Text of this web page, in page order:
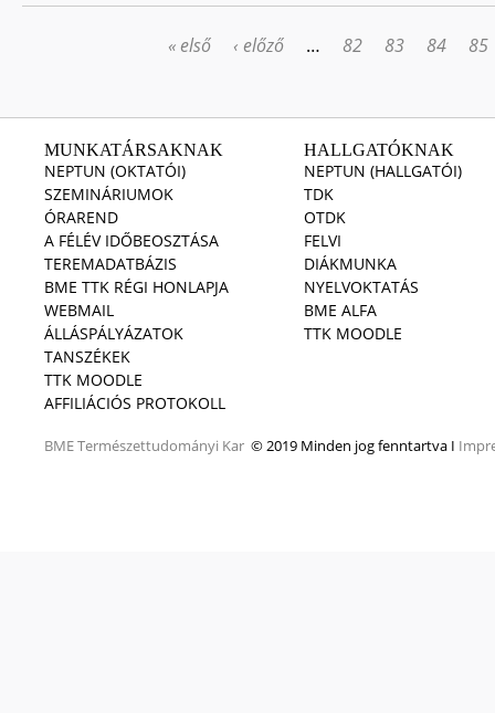
« első ‹ előző … 82 83 84 85
MUNKATÁRSAKNAK
NEPTUN (OKTATÓI)
SZEMINÁRIUMOK
ÓRAREND
A FÉLÉV IDŐBEOSZTÁSA
TEREMADATBÁZIS
BME TTK RÉGI HONLAPJA
WEBMAIL
ÁLLÁSPÁLYÁZATOK
TANSZÉKEK
TTK MOODLE
AFFILIÁCIÓS PROTOKOLL
BMETermészettudományi Kar © 2019 Minden jog fenntartva I
HALLGATÓKNAK
NEPTUN (HALLGATÓI)
TDK
OTDK
FELVI
DIÁKMUNKA
NYELVOKTATÁS
BME ALFA
TTK MOODLE